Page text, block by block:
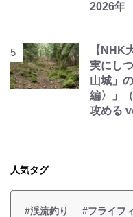
2026年
【NHK
実にし
山城」
編〉」
攻める
人気タグ
#渓流釣り #フライフ